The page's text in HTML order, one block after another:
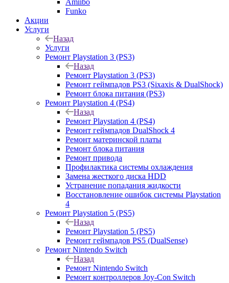
Amiibo
Funko
Акции
Услуги
Назад
Услуги
Ремонт Playstation 3 (PS3)
Назад
Ремонт Playstation 3 (PS3)
Ремонт геймпадов PS3 (Sixaxis & DualShock)
Ремонт блока питания (PS3)
Ремонт Playstation 4 (PS4)
Назад
Ремонт Playstation 4 (PS4)
Ремонт геймпадов DualShock 4
Ремонт материнской платы
Ремонт блока питания
Ремонт привода
Профилактика системы охлаждения
Замена жесткого диска HDD
Устранение попадания жидкости
Восстановление ошибок системы Playstation
4
Ремонт Playstation 5 (PS5)
Назад
Ремонт Playstation 5 (PS5)
Ремонт геймпадов PS5 (DualSense)
Ремонт Nintendo Switch
Назад
Ремонт Nintendo Switch
Ремонт контроллеров Joy-Con Switch